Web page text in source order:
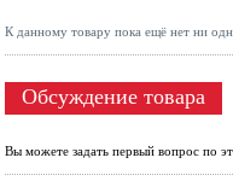
К данному товару пока ещё нет ни
Обсуждение товара
Вы можете задать первый вопрос по